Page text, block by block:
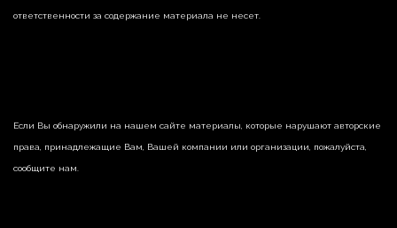
ответственности за содержание материала не несет.
Если Вы обнаружили на нашем сайте материалы, которые нарушают авторские
права, принадлежащие Вам, Вашей компании или организации, пожалуйста,
сообщите нам.